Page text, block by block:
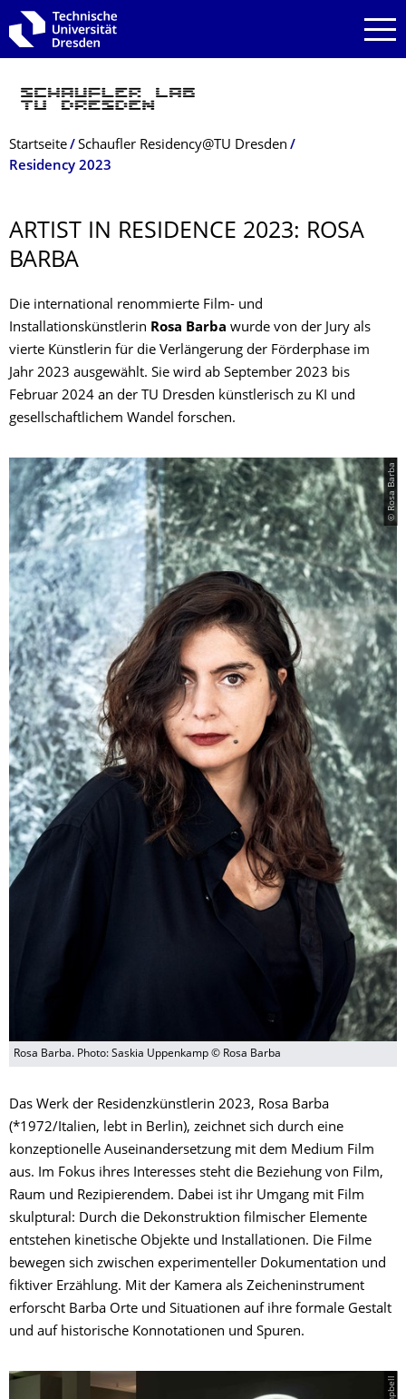
Zur Hauptnavigation springen
Zur Suche springen
Zum Inhalt springen
Breadcrumb-Menü
Startseite
Schaufler Residency@­TU Dresden
Residency 2023
ARTIST IN RESIDENCE 2023: ROSA
BARBA
Die international renommierte Film- und
Installationskünstlerin Rosa Barba wurde von der Jury als
vierte Künstlerin für die Verlängerung der Förderphase im
Jahr 2023 ausgewählt. Sie wird ab September 2023 bis
Februar 2024 an der TU Dresden künstlerisch zu KI und
gesellschaftlichem Wandel forschen.
© Rosa Barba
Rosa Barba. Photo: Saskia Uppenkamp © Rosa Barba
Das Werk der Residenzkünstlerin 2023, Rosa Barba
(*1972/Italien, lebt in Berlin), zeichnet sich durch eine
konzeptionelle Auseinandersetzung mit dem Medium Film
aus. Im Fokus ihres Interesses steht die Beziehung von Film,
Raum und Rezipierendem. Dabei ist ihr Umgang mit Film
skulptural: Durch die Dekonstruktion filmischer Elemente
entstehen kinetische Objekte und Installationen. Die Filme
bewegen sich zwischen experimenteller Dokumentation und
fiktiver Erzählung. Mit der Kamera als Zeicheninstrument
erforscht Barba Orte und Situationen auf ihre formale Gestalt
und auf historische Konnotationen und Spuren.​